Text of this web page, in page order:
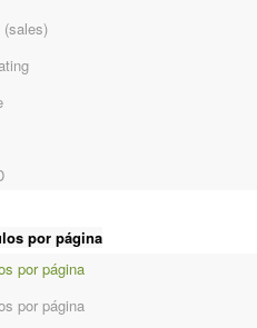
(sales)
por página
por página
por página